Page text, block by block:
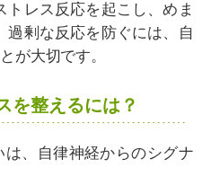
トレス反応を起こし、めま
過剰な反応を防ぐには、自
が大切です。
を整えるには？
、自律神経からのシグナ